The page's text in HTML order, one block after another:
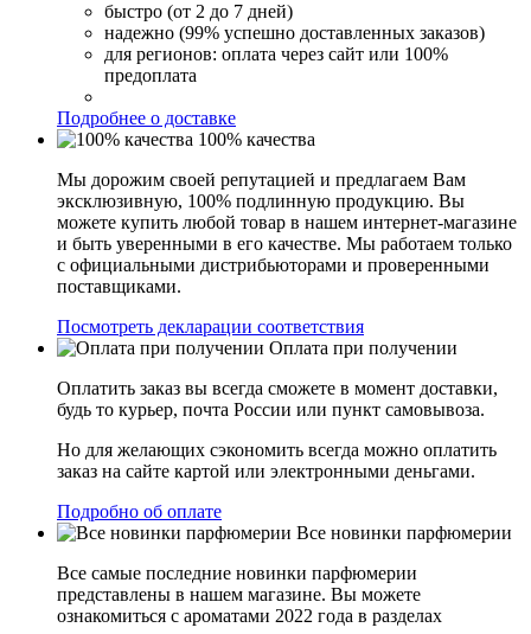
быстро (от 2 до 7 дней)
надежно (99% успешно доставленных заказов)
для регионов: оплата через сайт или 100%
предоплата
Подробнее о доставке
100% качества
Мы дорожим своей репутацией и предлагаем Вам
эксклюзивную, 100% подлинную продукцию. Вы
можете купить любой товар в нашем интернет-магазине
и быть уверенными в его качестве. Мы работаем только
с официальными дистрибьюторами и проверенными
поставщиками.
Посмотреть декларации соответствия
Оплата при получении
Оплатить заказ вы всегда сможете в момент доставки,
будь то курьер, почта России или пункт самовывоза.
Но для желающих сэкономить всегда можно оплатить
заказ на сайте картой или электронными деньгами.
Подробно об оплате
Все новинки парфюмерии
Все самые последние новинки парфюмерии
представлены в нашем магазине. Вы можете
ознакомиться с ароматами 2022 года в разделах